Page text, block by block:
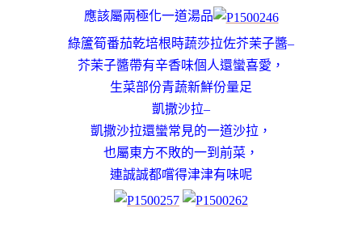
應該屬兩極化一道湯品
綠籚筍番茄乾培根時蔬莎拉佐芥茉子醬–
芥茉子醬帶有辛香味個人還蠻喜愛，
生菜部份青蔬新鮮份量足
凱撒沙拉–
凱撒沙拉還蠻常見的一道沙拉，
也屬東方不敗的一到前菜，
連誠誠都嚐得津津有味呢